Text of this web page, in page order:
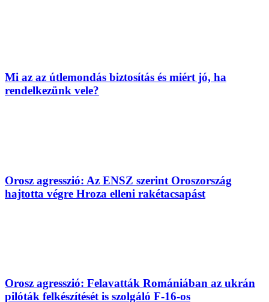
Mi az az útlemondás biztosítás és miért jó, ha
rendelkezünk vele?
Orosz agresszió: Az ENSZ szerint Oroszország
hajtotta végre Hroza elleni rakétacsapást
Orosz agresszió: Felavatták Romániában az ukrán
pilóták felkészítését is szolgáló F-16-os